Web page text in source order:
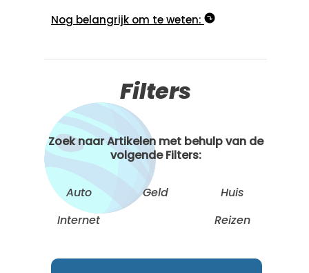
Nog belangrijk om te weten:
Filters
Zoek naar Artikelen met behulp van de
volgende Filters:
Auto Geld
Huis
Internet
Reizen